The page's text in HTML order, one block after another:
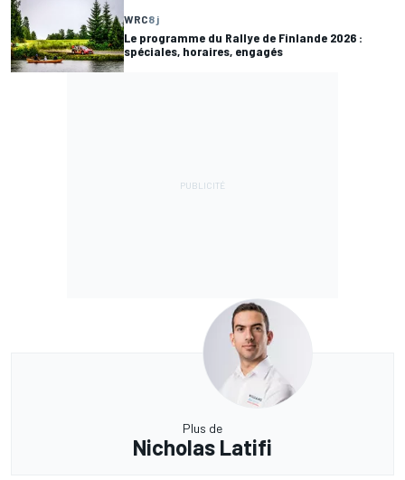
WRC8 j
Le programme du Rallye de Finlande 2026 :
spéciales, horaires, engagés
Plus de
Nicholas Latifi